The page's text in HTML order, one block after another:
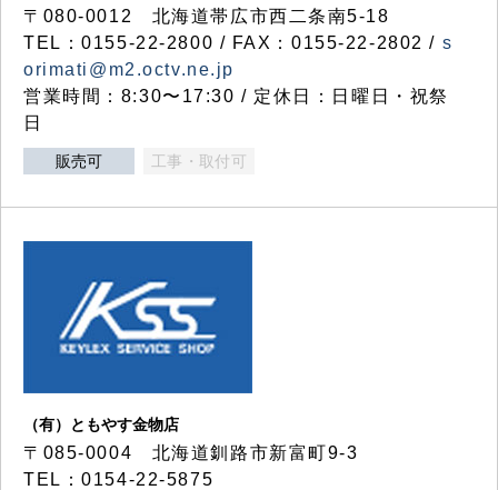
〒080-0012 北海道帯広市西二条南5-18
TEL：0155-22-2800 / FAX：0155-22-2802 / s
orimati@m2.octv.ne.jp
営業時間：8:30〜17:30 / 定休日：日曜日・祝祭
日
販売可 工事・取付可
（有）ともやす金物店
〒085-0004 北海道釧路市新富町9-3
TEL：0154-22-5875